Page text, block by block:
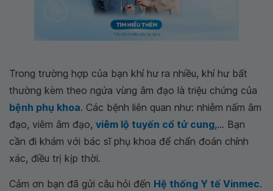
Trong trường hợp của bạn khí hư ra nhiều, khí hư bất
thường kèm theo ngứa vùng âm đạo là triệu chứng của
bệnh phụ khoa. Các bệnh liên quan như: nhiễm nấm âm
đạo, viêm âm đạo, viêm lộ tuyến cổ tử cung,... Bạn
cần đi khám với bác sĩ phụ khoa để chẩn đoán chính
xác, điều trị kịp thời.
Cảm ơn bạn đã gửi câu hỏi đến Hệ thống Y tế Vinmec.